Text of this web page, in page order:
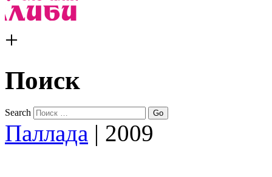
+
Поиск
Search
Паллада | 2009